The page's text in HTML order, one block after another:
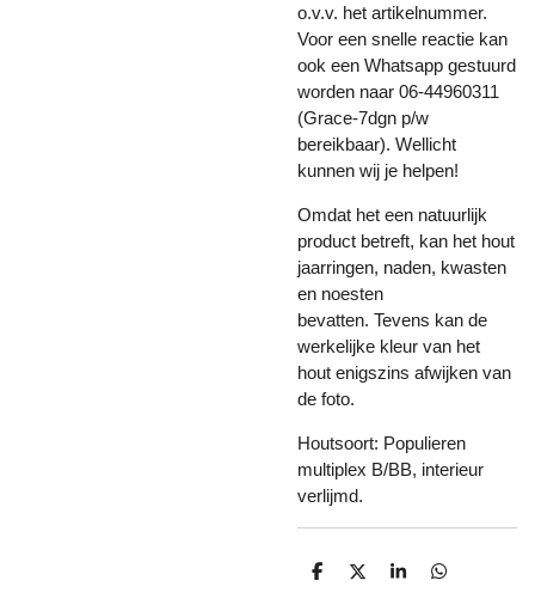
o.v.v. het artikelnummer.
Voor een snelle reactie kan
ook een Whatsapp gestuurd
worden naar 06-44960311
(Grace-7dgn p/w
bereikbaar). Wellicht
kunnen wij je helpen!
Omdat het een natuurlijk
product betreft, kan het hout
jaarringen, naden, kwasten
en noesten
bevatten. Tevens kan de
werkelijke kleur van het
hout enigszins afwijken van
de foto.
Houtsoort: Populieren
multiplex B/BB, interieur
verlijmd.
D
D
S
D